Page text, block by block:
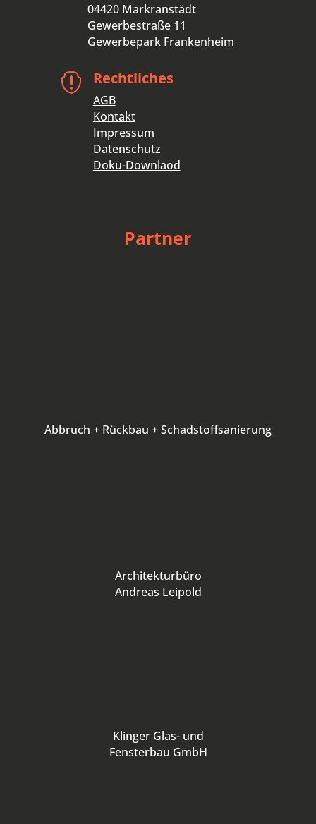
04420 Markranstädt
Gewerbestraße 11
Gewerbepark Frankenheim
 Rechtliches
AGB
Kontakt
Impressum
Datenschutz
Doku-Downlaod
Partner
Abbruch + Rückbau + Schadstoffsanierung
Architekturbüro
Andreas Leipold
Klinger Glas- und
Fensterbau GmbH